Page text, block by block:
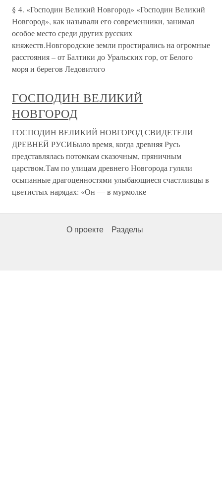
§ 4. «Господин Великий Новгород» «Господин Великий
Новгород», как называли его современники, занимал
особое место среди других русских
княжеств.Новгородские земли простирались на огромные
расстояния – от Балтики до Уральских гор, от Белого
моря и берегов Ледовитого
ГОСПОДИН ВЕЛИКИЙ
НОВГОРОД
ГОСПОДИН ВЕЛИКИЙ НОВГОРОД СВИДЕТЕЛИ
ДРЕВНЕЙ РУСИБыло время, когда древняя Русь
представлялась потомкам сказочным, пряничным
царством.Там по улицам древнего Новгорода гуляли
осыпанные драгоценностями улыбающиеся счастливцы в
цветистых нарядах: «Он — в мурмолке
О проекте Разделы